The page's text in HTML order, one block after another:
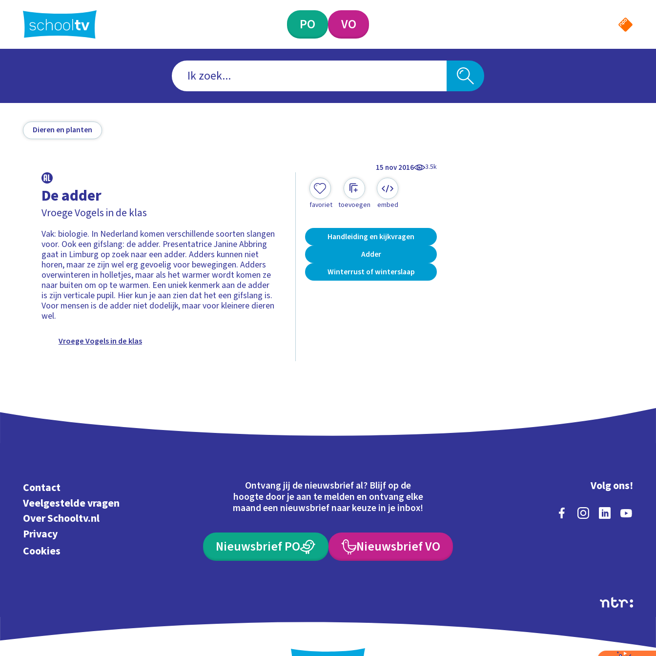
hoofdinhoud
PO VO
Dieren en planten
15 nov 2016 3.5k
De adder
Vroege Vogels in de klas
Vak: biologie. In Nederland komen verschillende soorten slangen
voor. Ook een gifslang: de adder. Presentatrice Janine Abbring
gaat in Limburg op zoek naar een adder. Adders kunnen niet
horen, maar ze zijn wel erg gevoelig voor bewegingen. Adders
overwinteren in holletjes, maar als het warmer wordt komen ze
naar buiten om op te warmen. Een uniek kenmerk aan de adder
is zijn verticale pupil. Hier kun je aan zien dat het een gifslang is.
Voor mensen is de adder niet dodelijk, maar voor kleinere dieren
wel.
Vroege Vogels in de klas
favoriet toevoegen embed
Handleiding en kijkvragen
Adder
Winterrust of winterslaap
Contact
Veelgestelde vragen
Over Schooltv.nl
Privacy
Cookies
Ontvang jij de nieuwsbrief al? Blijf op de
hoogte door je aan te melden en ontvang elke
maand een nieuwsbrief naar keuze in je inbox!
Nieuwsbrief PO Nieuwsbrief VO
Volg ons!